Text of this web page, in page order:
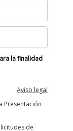
la finalidad
Aviso legal
Presentación
de